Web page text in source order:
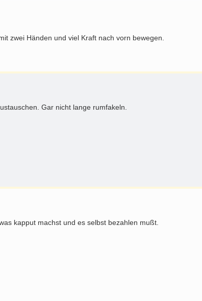
zwei Händen und viel Kraft nach vorn bewegen.
Gar nicht lange rumfakeln.
kapput machst und es selbst bezahlen mußt.